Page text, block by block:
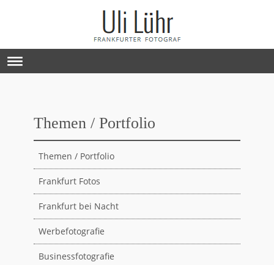
Themen / Portfolio
Themen / Portfolio
Frankfurt Fotos
Frankfurt bei Nacht
Werbefotografie
Businessfotografie